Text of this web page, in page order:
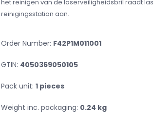
het reinigen van de laserveiligheidsbril raadt
reinigingsstation aan.
Order Number: F42P1M011001
GTIN: 4050369050105
Pack unit: 1 pieces
Weight inc. packaging: 0.24 kg